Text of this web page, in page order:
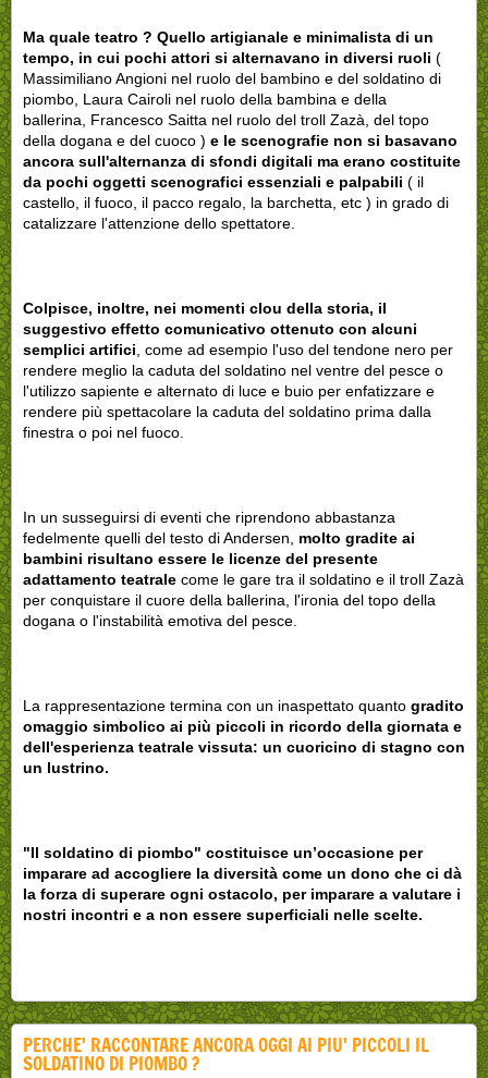
Ma quale teatro ? Quello artigianale e minimalista di un
tempo, in cui pochi attori si alternavano in diversi ruoli (
Massimiliano Angioni nel ruolo del bambino e del soldatino di
piombo, Laura Cairoli nel ruolo della bambina e della
ballerina, Francesco Saitta nel ruolo del troll Zazà, del topo
della dogana e del cuoco ) e le scenografie non si basavano
ancora sull'alternanza di sfondi digitali ma erano costituite
da pochi oggetti scenografici essenziali e palpabili ( il
castello, il fuoco, il pacco regalo, la barchetta, etc ) in grado di
catalizzare l'attenzione dello spettatore.
Colpisce, inoltre, nei momenti clou della storia, il
suggestivo effetto comunicativo ottenuto con alcuni
semplici artifici , come ad esempio l'uso del tendone nero per
rendere meglio la caduta del soldatino nel ventre del pesce o
l'utilizzo sapiente e alternato di luce e buio per enfatizzare e
rendere più spettacolare la caduta del soldatino prima dalla
finestra o poi nel fuoco.
In un susseguirsi di eventi che riprendono abbastanza
fedelmente quelli del testo di Andersen, molto gradite ai
bambini risultano essere le licenze del presente
adattamento teatrale come le gare tra il soldatino e il troll Zazà
per conquistare il cuore della ballerina, l'ironia del topo della
dogana o l'instabilità emotiva del pesce.
La rappresentazione termina con un inaspettato quanto gradito
omaggio simbolico ai più piccoli in ricordo della giornata e
dell'esperienza teatrale vissuta: un cuoricino di stagno con
un lustrino.
"Il soldatino di piombo" costituisce un’occasione per
imparare ad accogliere la diversità come un dono che ci dà
la forza di superare ogni ostacolo, per imparare a valutare i
nostri incontri e a non essere superficiali nelle scelte.
PERCHE' RACCONTARE ANCORA OGGI AI PIU' PICCOLI IL
SOLDATINO DI PIOMBO ?